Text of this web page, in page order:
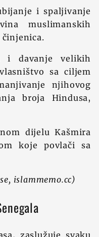
i spaljivanje
muslimanskih
i davanje velikih
sa ciljem
njihovog
broja Hindusa,
dijelu Kašmira
koje povlači sa
islammemo.cc)
zaslužuje svaku